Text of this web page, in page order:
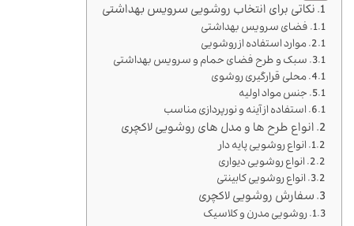
نکاتی برای انتخاب روشویی سرویس بهداشتی
فضای سرویس بهداشتی
موارد استفاده از روشویی
سبک و طرح فضای حمام و سرویس بهداشتی
محلی قرارگیری روشوی
جنس مواد اولیه
استفاده از آینه و نورپردازی مناسب
انواع طرح ها و مدل های روشویی لاکچری
انواع روشویی‌ پایه دار
انواع روشویی دیواری
انواع روشویی کابینتی
سفارش روشویی لاکچری
روشویی مدرن و کلاسیک